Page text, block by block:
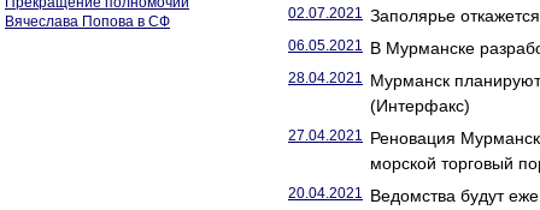
Вячеслава Попова в СФ
02.07.2021 Заполярье
06.05.2021 В Мурманске
28.04.2021 Мурманск
(Интерфакс)
27.04.2021 Реновация
морской торговый
20.04.2021 Ведомства будут